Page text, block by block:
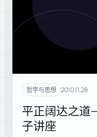
哲学与思想 2010.11.28
平正阔达之道
子讲座